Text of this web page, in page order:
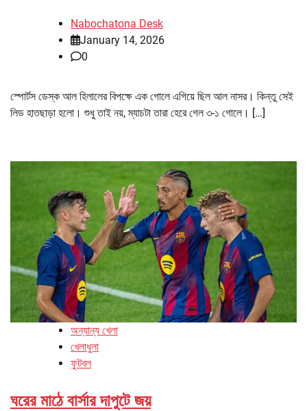
Nabochatona Desk
January 14, 2026
0
স্পোর্টস ডেস্ক আল হিলালের বিপক্ষে এক গোলে এগিয়ে ছিল আল নাসর। কিন্তু সেই
লিড হাতছাড়া হলো। শুধু তাই নয়, ম্যাচটা তারা হেরে গেল ৩-১ গোলে। […]
অন্যান্য খেলা
খেলাধুলা
ফুটবল
ঘরের মাঠে বার্সার দাপুটে জয়